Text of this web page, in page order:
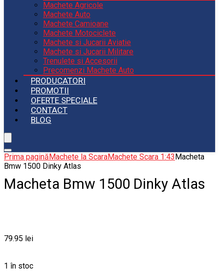
Machete Agricole
Machete Auto
Machete Camioane
Machete Motociclete
Machete si Jucarii Aviatie
Machete si Jucarii Militare
Trenulete si Accesorii
Precomenzi Machete Auto
PRODUCATORI
PROMOTII
OFERTE SPECIALE
CONTACT
BLOG
Prima paginăMachete la ScaraMachete Scara 1:43Macheta
Bmw 1500 Dinky Atlas
Macheta Bmw 1500 Dinky Atlas
79.95 lei
1 în stoc